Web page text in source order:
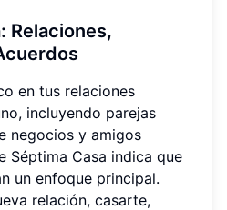
Relaciones,
en tus relaciones
incluyendo parejas
negocios y amigos
Séptima Casa indica que
un enfoque principal.
relación, casarte,